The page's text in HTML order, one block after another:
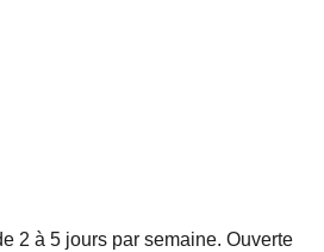
2 à 5 jours par semaine. Ouverte